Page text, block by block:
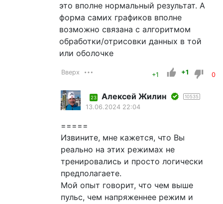
это вполне нормальный результат. А
форма самих графиков вполне
возможно связана с алгоритмом
обработки/отрисовки данных в той
или оболочке
Вверх +1 +1 0
23 Алексей Жилин 10535
13.06.2024 22:04
=====
Извините, мне кажется, что Вы
реально на этих режимах не
тренировались и просто логически
предполагаете.
Мой опыт говорит, что чем выше
пульс, чем напряженнее режим и